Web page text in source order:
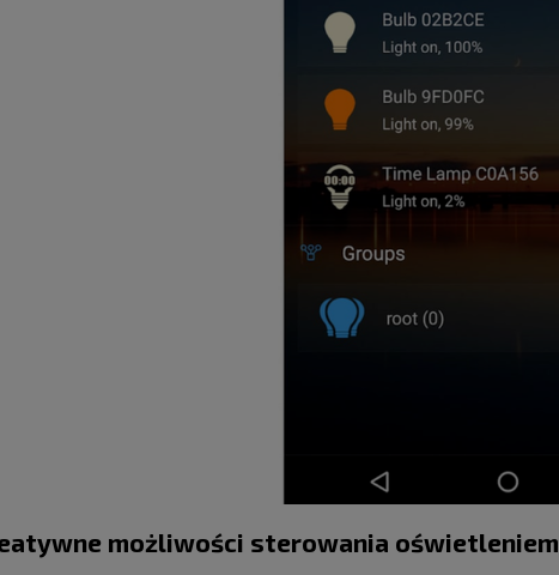
możliwości sterowania oświetleniem